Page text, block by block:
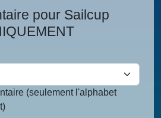
pour Sailcup
(seulement l'alphabet